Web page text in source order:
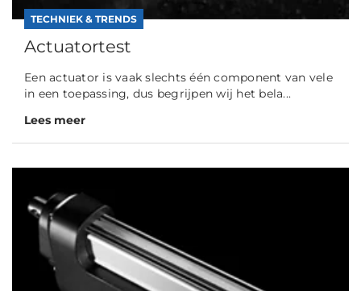
TECHNIEK & TRENDS
Actuatortest
Een actuator is vaak slechts één component van vele
in een toepassing, dus begrijpen wij het bela...
Lees meer